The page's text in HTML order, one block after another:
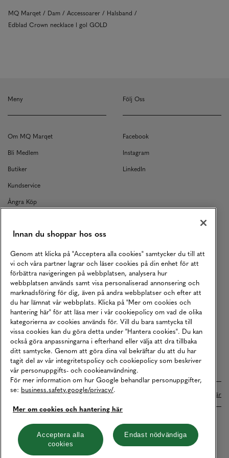
MQ Marqet Dam Accessoarer
Halsband
Edblad Crown necklace l gol GOLD
Meny
Om MQ Marqet
Bli Medlem
Butiker
Kundservice
Ångra Köp
Returer
Köpvillkor
Karriär
Vårt Ansvar
Våra Tjänster
Press
Studentrabatt
B2B
Tillgänglighetsredogörelse
Följ Oss
Facebook
Instagram
LinkedIn
Betalningar online sköts i samarbete med Klarna. Läs mer här
Cookies Integritetspolicy
Hantera cookies
Innan du shoppar hos oss
Genom att klicka på "Acceptera alla cookies" samtycker du till att
vi och våra partner lagrar och läser cookies på din enhet för att
förbättra navigeringen på webbplatsen, analysera hur
webbplatsen används samt visa personaliserad annonsering och
marknadsföring för dig, även på andra webbplatser och efter att
du har lämnat vår webbplats. Klicka på "Mer om cookies och
hantering här" för att läsa mer i vår cookiepolicy om vad de olika
kategorierna av cookies används för. Vill du bara samtycka till
vissa cookies kan du göra detta under "Hantera cookies". Du kan
också göra anpassningarna i efterhand eller välja att dra tillbaka
ditt samtycke. Genom att göra dina val bekräftar du att du har
tagit del av vår integritetspolicy och cookiepolicy som beskriver
vår personuppgifts- och cookieanvändning.
För mer information om hur Google behandlar personuppgifter,
se: business.safety.google/privacy/.
Mer om cookies och hantering här
Acceptera alla
cookies
Endast nödvändiga